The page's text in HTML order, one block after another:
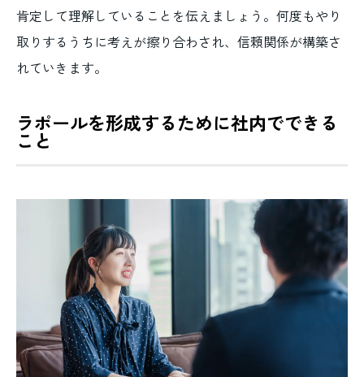
肯定して理解していることを伝えましょう。何度もやり
取りするうちに考えが擦り合わされ、信頼関係が構築さ
れていきます。
ラポールを形成するために社内でできる
こと